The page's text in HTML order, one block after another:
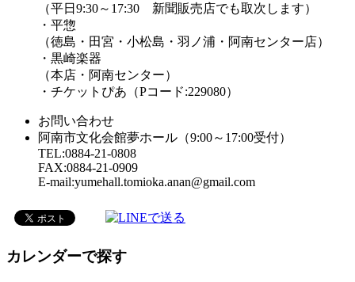
（平日9:30～17:30 新聞販売店でも取次します）
・平惣
（徳島・田宮・小松島・羽ノ浦・阿南センター店）
・黒崎楽器
（本店・阿南センター）
・チケットぴあ（Pコード:229080）
お問い合わせ
阿南市文化会館夢ホール（9:00～17:00受付）
TEL:0884-21-0808
FAX:0884-21-0909
E-mail:yumehall.tomioka.anan@gmail.com
カレンダーで探す